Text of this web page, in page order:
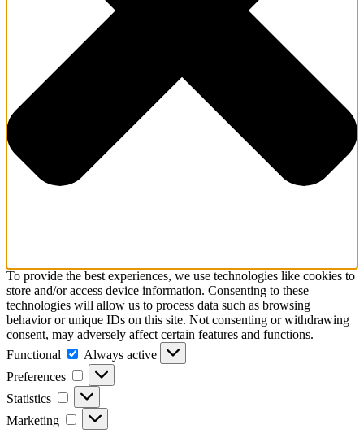
To provide the best experiences, we use technologies like cookies to
store and/or access device information. Consenting to these
technologies will allow us to process data such as browsing
behavior or unique IDs on this site. Not consenting or withdrawing
consent, may adversely affect certain features and functions.
Functional
Functional
Always active
Preferences
Preferences
Statistics Statistics
Marketing Marketing